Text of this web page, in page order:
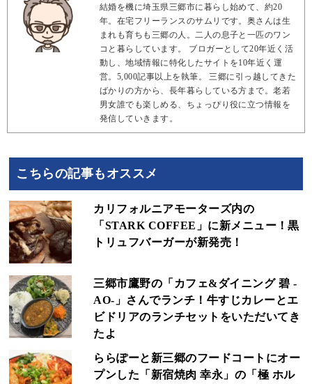
結婚を機に埼玉県三郷市に暮らし始めて、約20
年。在宅フリーランスのサムリです。奥さんは生
まれも育ちも三郷の人。二人の息子と一匹のワン
コと暮らしています。 ブロガーとして20年近く活
動し、地域情報に特化したサイトを10年近く運
営。5,000記事以上を執筆。 三郷に引っ越してきた
ばかりの方から、長年暮らしている方まで。老若
男女誰でも楽しめる、ちょっぴり役に立つ情報を
発信していきます。
こちらの記事もオススメ
カリフォルニアモーターズ内の
「STARK COFFEE」に新メニュー！黒
トリュフバーガーが新発売！
三郷市鷹野の「カフェ&ダイニング 碧 -
AO-」さんでランチ！牛すじカレーとエ
ビドリアのランチセットをいただいてき
たよ
ららぽーと新三郷のフードコートにオー
プンした「新宿焼肉 幸永」の「極 ホル